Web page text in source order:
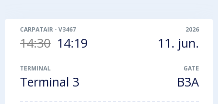
CARPATAIR -V3467
14:30 14:19
2026
11. jun.
TERMINAL
Terminal 3
GATE
B3A